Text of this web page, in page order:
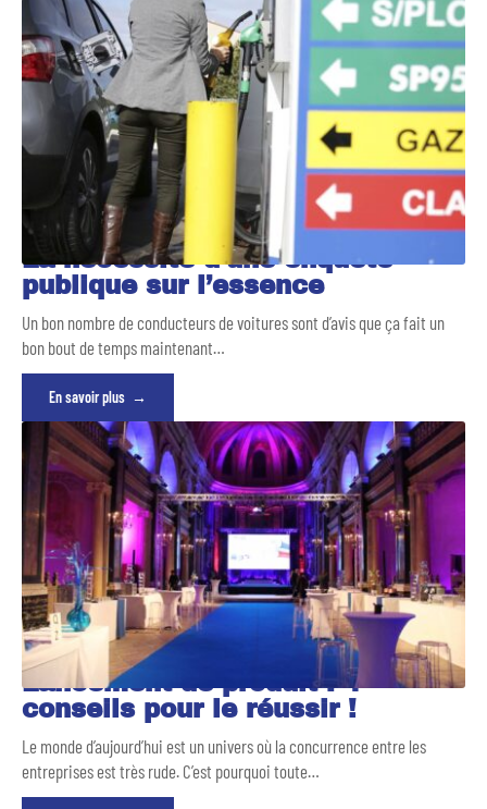
La nécessité d’une enquête
publique sur l’essence
Un bon nombre de conducteurs de voitures sont d’avis que ça fait un
bon bout de temps maintenant…
En savoir plus
Lancement de produit : 4
conseils pour le réussir !
Le monde d’aujourd’hui est un univers où la concurrence entre les
entreprises est très rude. C’est pourquoi toute…